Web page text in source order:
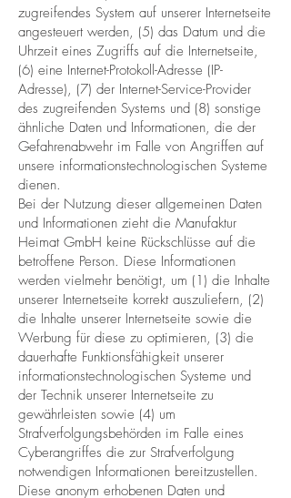
zugreifendes System auf unserer Internetseite
angesteuert werden, (5) das Datum und die
Uhrzeit eines Zugriffs auf die Internetseite,
(6) eine Internet-Protokoll-Adresse (IP-
Adresse), (7) der Internet-Service-Provider
des zugreifenden Systems und (8) sonstige
ähnliche Daten und Informationen, die der
Gefahrenabwehr im Falle von Angriffen auf
unsere informationstechnologischen Systeme
dienen.
Bei der Nutzung dieser allgemeinen Daten
und Informationen zieht die Manufaktur
Heimat GmbH keine Rückschlüsse auf die
betroffene Person. Diese Informationen
werden vielmehr benötigt, um (1) die Inhalte
unserer Internetseite korrekt auszuliefern, (2)
die Inhalte unserer Internetseite sowie die
Werbung für diese zu optimieren, (3) die
dauerhafte Funktionsfähigkeit unserer
informationstechnologischen Systeme und
der Technik unserer Internetseite zu
gewährleisten sowie (4) um
Strafverfolgungsbehörden im Falle eines
Cyberangriffes die zur Strafverfolgung
notwendigen Informationen bereitzustellen.
Diese anonym erhobenen Daten und